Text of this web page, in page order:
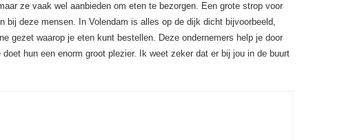
ze vaak wel aanbieden om eten te bezorgen. Een grote strop voor
bij deze mensen. In Volendam is alles op de dijk dicht bijvoorbeeld,
gezet waarop je eten kunt bestellen. Deze ondernemers help je door
hun een enorm groot plezier. Ik weet zeker dat er bij jou in de buurt